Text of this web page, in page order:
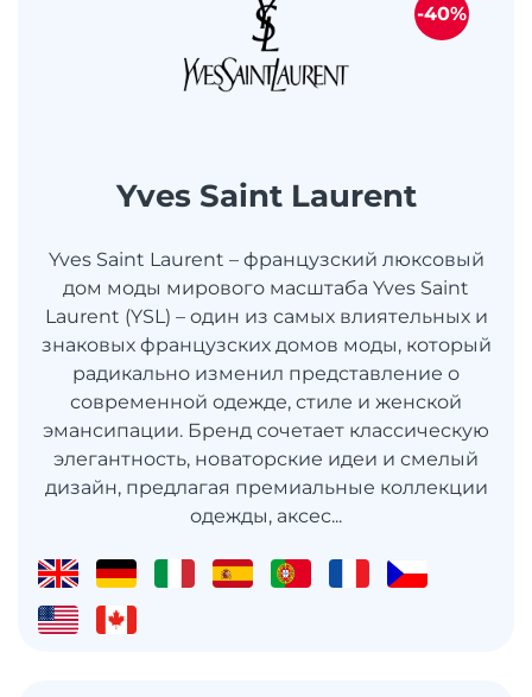
Yves Saint Laurent
Yves Saint Laurent – французский люксовый
дом моды мирового масштаба Yves Saint
Laurent (YSL) – один из самых влиятельных и
знаковых французских домов моды, который
радикально изменил представление о
современной одежде, стиле и женской
эмансипации. Бренд сочетает классическую
элегантность, новаторские идеи и смелый
дизайн, предлагая премиальные коллекции
одежды, аксес...
-40%